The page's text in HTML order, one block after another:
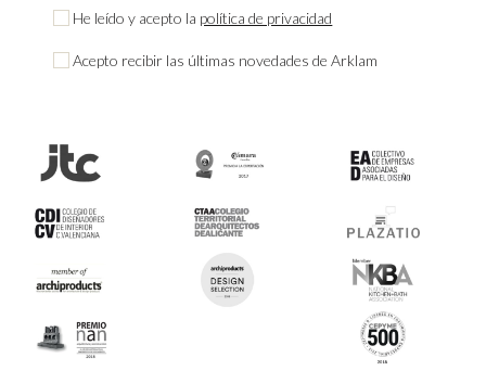
He leído y acepto la política de privacidad
Acepto recibir las últimas novedades de Arklam